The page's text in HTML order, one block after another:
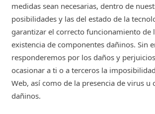
medidas sean necesarias, dentro de
posibilidades y las del estado de la
garantizar el correcto funcionamiento de
existencia de componentes dañinos. Sin
responderemos por los daños y
ocasionar a ti o a terceros la
Web, así como de la presencia de virus u
dañinos.